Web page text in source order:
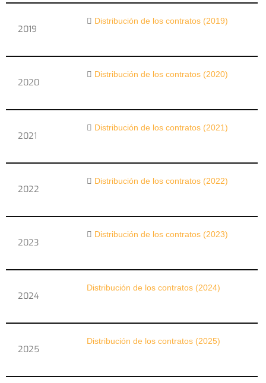
2019
Distribución de los contratos (2019)
2020
Distribución de los contratos (2020)
2021
Distribución de los contratos (2021)
2022
Distribución de los contratos (2022)
2023
Distribución de los contratos (2023)
2024
Distribución de los contratos (2024)
2025
Distribución de los contratos (2025)